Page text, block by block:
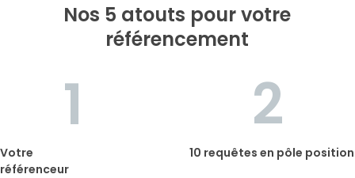
Nos 5 atouts pour votre
référencement
Votre
référenceur
10 requêtes en pôle position